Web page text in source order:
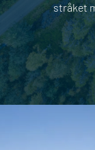
stråket